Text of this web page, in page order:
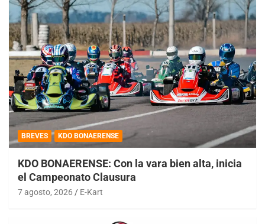
BREVES KDO BONAERENSE
KDO BONAERENSE: Con la vara bien alta, inicia
el Campeonato Clausura
7 agosto, 2026 E-Kart